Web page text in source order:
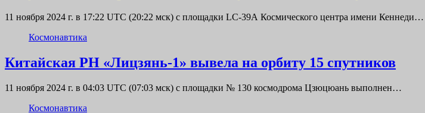
11 ноября 2024 г. в 17:22 UTC (20:22 мск) с площадки LC-39А Космического центра имени Кеннеди…
Космонавтика
Китайская РН «Лицзянь-1» вывела на орбиту 15 спутников
11 ноября 2024 г. в 04:03 UTC (07:03 мск) с площадки № 130 космодрома Цзюцюань выполнен…
Космонавтика